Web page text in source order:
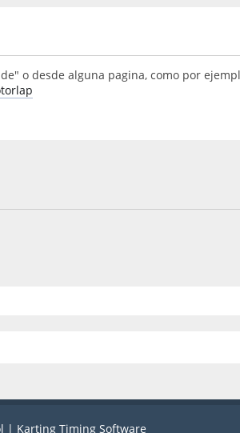
o desde alguna pagina, como por
| Karting Timing Software